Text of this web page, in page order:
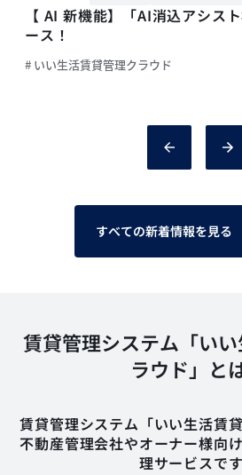
【 AI 新機能】「AI消込アシス
ース！
# いい生活賃貸管理クラウド
すべての新着情報を見る
賃貸管理システム「い
ラウド」と
賃貸管理システム「いい生活賃
不動産管理会社やオーナー様向
理サービスです